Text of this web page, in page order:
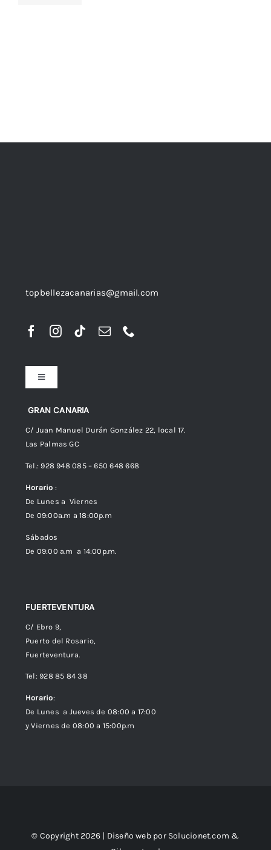
topbellezacanarias@gmail.com
GRAN CANARIA
C/ Juan Manuel Durán González 22, local 17.
Las Palmas GC
Tel.: 928 948 085 – 650 648 668
Horario :
De Lunes a Viernes
De 09:00a.m a 18:00p.m
Sábados
De 09:00 a.m a 14:00p.m.
FUERTEVENTURA
C/ Ebro 9,
Puerto del Rosario,
Fuerteventura.
Tel: 928 85 84 38
Horario:
De Lunes a Jueves de 08:00 a 17:00
y Viernes de 08:00 a 15:00p.m
Toggle
Navigation
Preguntas frecuentes
Envíos
Política de Privacidad
© Copyright 2026 | Diseño web por Solucionet.com &